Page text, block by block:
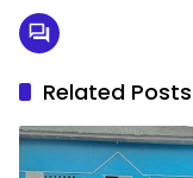
Related Posts